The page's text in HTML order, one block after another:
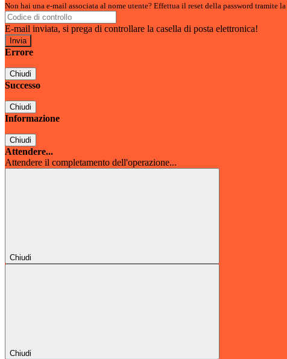
Non hai una e-mail associata al nome utente? Effettua il reset della password tramite la
E-mail inviata, si prega di controllare la casella di posta elettronica!
Errore
Chiudi
Successo
Chiudi
Informazione
Chiudi
Attendere...
Attendere il completamento dell'operazione...
Chiudi
Chiudi